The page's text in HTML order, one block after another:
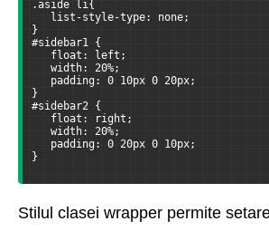
.aside li{
list-style-type: none;
}
#sidebar1 {
float: left;
width: 20%;
padding: 0 10px 0 20px;
}
#sidebar2 {
float: right;
width: 20%;
padding: 0 20px 0 10px;
}
Stilul clasei wrapper permite